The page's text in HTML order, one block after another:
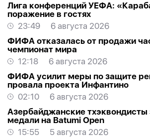
Лига конференций УЕФА:
поражение в гостях
23:49
6 августа 2026
ФИФА отказалась от продажи
чемпионат мира
12:18
6 августа 2026
ФИФА усилит меры по защите
провала проекта Инфантино
02:10
6 августа 2026
Азербайджанские тхэквондисты
медали на Batumi Open
15:55
5 августа 2026